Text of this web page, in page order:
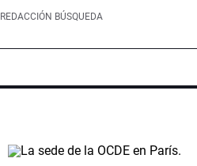
REDACCIÓN BÚSQUEDA